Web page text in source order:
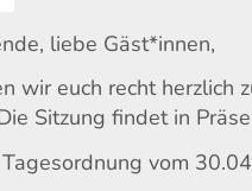
liebe Gäst*innen,
wir euch recht
Sitzung findet in
vom